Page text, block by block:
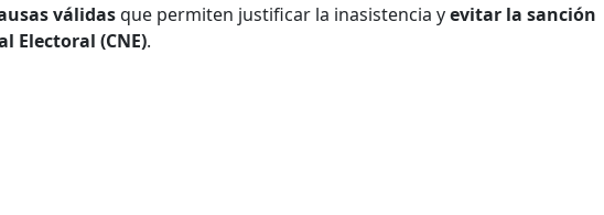
válidasque permiten justificar la inasistencia yevitar la sanción
Electoral (CNE).